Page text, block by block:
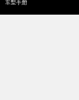
车型手册